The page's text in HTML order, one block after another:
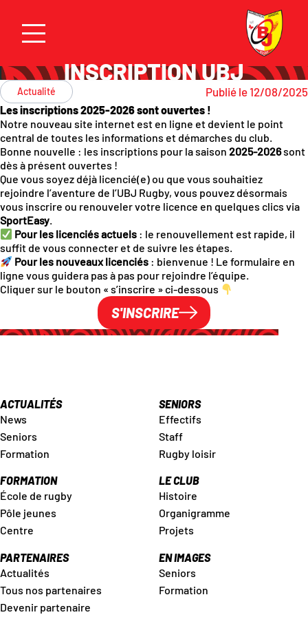
INSCRIPTION UBJ
Actualité Publié le 12/08/2025
Les inscriptions 2025-2026 sont ouvertes !
Notre nouveau site internet est en ligne et devient le point
central de toutes les informations et démarches du club.
Bonne nouvelle : les inscriptions pour la saison 2025-2026sont
dès à présent ouvertes !
Que vous soyez déjà licencié(e) ou que vous souhaitiez
rejoindre l’aventure de l’UBJ Rugby, vous pouvez désormais
vous inscrire ou renouveler votre licence en quelques clics via
SportEasy.
Pour les licenciés actuels : le renouvellement est rapide, il
suffit de vous connecter et de suivre les étapes.
Pour les nouveaux licenciés : bienvenue ! Le formulaire en
ligne vous guidera pas à pas pour rejoindre l’équipe.
Cliquer sur le bouton « s’inscrire » ci-dessous
S'INSCRIRE
ACTUALITÉS
News
Seniors
Formation
SENIORS
Effectifs
Staff
Rugby loisir
FORMATION
École de rugby
Pôle jeunes
Centre
LE CLUB
Histoire
Organigramme
Projets
PARTENAIRES
Actualités
Tous nos partenaires
Devenir partenaire
EN IMAGES
Seniors
Formation